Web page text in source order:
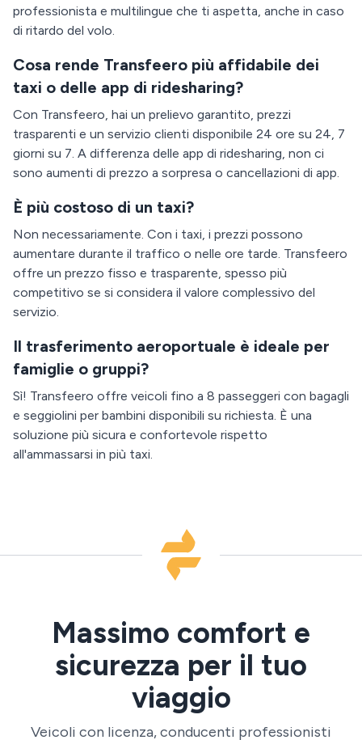
professionista e multilingue che ti aspetta, anche in caso
di ritardo del volo.
Cosa rende Transfeero più affidabile dei
taxi o delle app di ridesharing?
Con Transfeero, hai un prelievo garantito, prezzi
trasparenti e un servizio clienti disponibile 24 ore su 24, 7
giorni su 7. A differenza delle app di ridesharing, non ci
sono aumenti di prezzo a sorpresa o cancellazioni di app.
È più costoso di un taxi?
Non necessariamente. Con i taxi, i prezzi possono
aumentare durante il traffico o nelle ore tarde. Transfeero
offre un prezzo fisso e trasparente, spesso più
competitivo se si considera il valore complessivo del
servizio.
Il trasferimento aeroportuale è ideale per
famiglie o gruppi?
Sì! Transfeero offre veicoli fino a 8 passeggeri con bagagli
e seggiolini per bambini disponibili su richiesta. È una
soluzione più sicura e confortevole rispetto
all'ammassarsi in più taxi.
Massimo comfort e
sicurezza per il tuo
viaggio
Veicoli con licenza, conducenti professionisti